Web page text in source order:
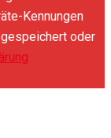
Kennungen
oder